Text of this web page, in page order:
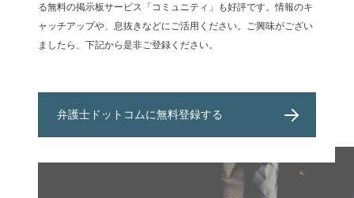
る無料の掲示板サービス「コミュニティ」も好評です。情報のキ
ャッチアップや、息抜きなどにご活用ください。ご興味がござい
ましたら、下記から是非ご登録ください。
弁護士ドットコムに無料登録する